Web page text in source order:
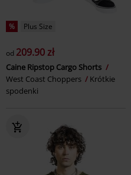
% Plus Size
od 209.90 zł
Caine Ripstop Cargo Shorts
West Coast Choppers
Krótkie
spodenki